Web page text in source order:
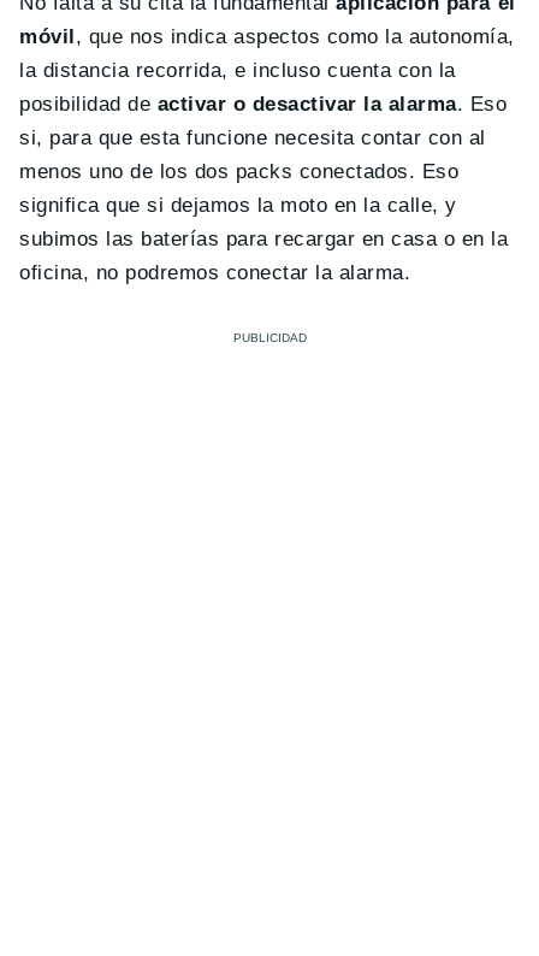
móvil, que nos indica aspectos como la autonomía,
la distancia recorrida, e incluso cuenta con la
posibilidad de activar o desactivar la alarma. Eso
si, para que esta funcione necesita contar con al
menos uno de los dos packs conectados. Eso
significa que si dejamos la moto en la calle, y
subimos las baterías para recargar en casa o en la
oficina, no podremos conectar la alarma.